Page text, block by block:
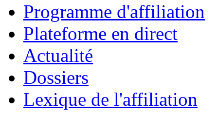
Programme d'affiliation
Plateforme en direct
Actualité
Dossiers
Lexique de l'affiliation